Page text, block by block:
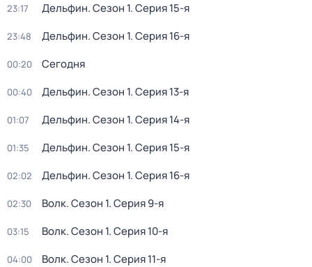
23:17 Дельфин. Сезон 1. Серия 15-я
23:48 Дельфин. Сезон 1. Серия 16-я
00:20 Сегодня
00:40 Дельфин. Сезон 1. Серия 13-я
01:07 Дельфин. Сезон 1. Серия 14-я
01:35 Дельфин. Сезон 1. Серия 15-я
02:02 Дельфин. Сезон 1. Серия 16-я
02:30 Волк. Сезон 1. Серия 9-я
03:15 Волк. Сезон 1. Серия 10-я
04:00 Волк. Сезон 1. Серия 11-я